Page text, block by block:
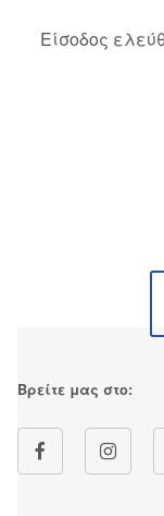
Είσοδος
Βρείτε μας στο: